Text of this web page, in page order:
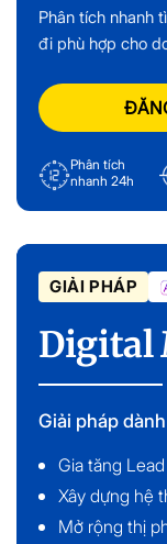
Phân tích nhanh
đi phù hợp cho
Phân tích
nhanh 24h
GIẢI PHÁP
Digital
Giải pháp
Gia tăng
Xây dựng hệ
Mở rộng thị